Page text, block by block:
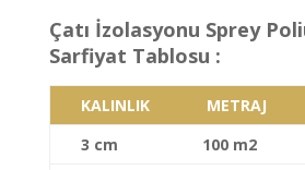
Çatı İzolasyonu Sprey
Sarfiyat Tablosu :
KALINLIK METRAJ
3 cm
100 m2